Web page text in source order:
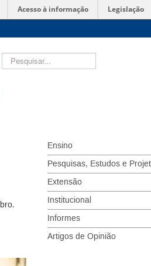
Acesso à informação Legislação
Pesquisar...
Ensino
Pesquisas, Estudos e
Extensão
Institucional
Informes
Artigos de Opinião